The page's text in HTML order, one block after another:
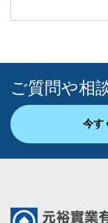
ご質問や相
今す